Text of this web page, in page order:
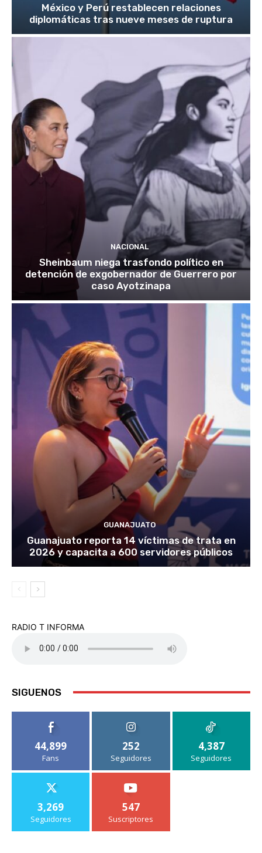
México y Perú restablecen relaciones
diplomáticas tras nueve meses de ruptura
NACIONAL
Sheinbaum niega trasfondo político en
detención de exgobernador de Guerrero por
caso Ayotzinapa
GUANAJUATO
Guanajuato reporta 14 víctimas de trata en
2026 y capacita a 600 servidores públicos
RADIO T INFORMA
SIGUENOS
44,899
Fans
252
Seguidores
4,387
Seguidores
3,269
Seguidores
547
Suscriptores